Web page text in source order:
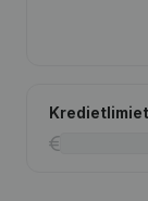
Kredietlimiet